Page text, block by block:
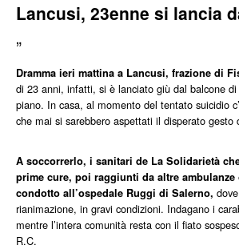
Lancusi, 23enne si lancia
„
Dramma ieri mattina a Lancusi, frazione di
di 23 anni, infatti, si è lanciato giù dal balcone
piano. In casa, al momento del tentato suicidio
che mai si sarebbero aspettati il disperato gesto
A soccorrerlo, i sanitari de La Solidarietà
prime cure, poi raggiunti da altre
condotto all’ospedale Ruggi di Salerno,
rianimazione, in gravi condizioni. Indagano i
mentre l’intera comunità resta con il fiato
R.C.